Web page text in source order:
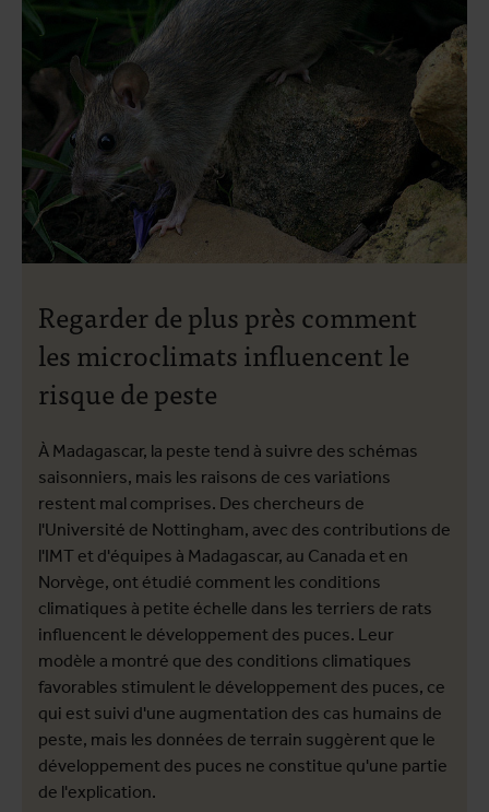
Regarder de plus près comment
les microclimats influencent le
risque de peste
À Madagascar, la peste tend à suivre des schémas
saisonniers, mais les raisons de ces variations
restent mal comprises. Des chercheurs de
l'Université de Nottingham, avec des contributions de
l'IMT et d'équipes à Madagascar, au Canada et en
Norvège, ont étudié comment les conditions
climatiques à petite échelle dans les terriers de rats
influencent le développement des puces. Leur
modèle a montré que des conditions climatiques
favorables stimulent le développement des puces, ce
qui est suivi d'une augmentation des cas humains de
peste, mais les données de terrain suggèrent que le
développement des puces ne constitue qu'une partie
de l'explication.